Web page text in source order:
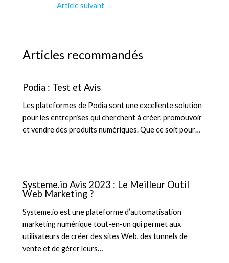
Article suivant →
Articles recommandés
Podia : Test et Avis
Les plateformes de Podia sont une excellente solution
pour les entreprises qui cherchent à créer, promouvoir
et vendre des produits numériques. Que ce soit pour…
Systeme.io Avis 2023 : Le Meilleur Outil
Web Marketing ?
Systeme.io est une plateforme d’automatisation
marketing numérique tout-en-un qui permet aux
utilisateurs de créer des sites Web, des tunnels de
vente et de gérer leurs…